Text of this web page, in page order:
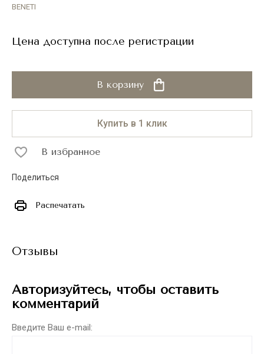
BENETI
Цена доступна после регистрации
В корзину
Купить в 1 клик
В избранное
Поделиться
Распечатать
Отзывы
Авторизуйтесь, чтобы оставить
комментарий
Введите Ваш e-mail: